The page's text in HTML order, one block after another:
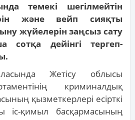
темекі шегілмейтін
және вейп сияқты
жүйелерін заңсыз сату
сотқа дейінгі тергеп-
Жетісу облысы
криминалдық
қызметкерлері есірткі
іс-қимыл басқармасының